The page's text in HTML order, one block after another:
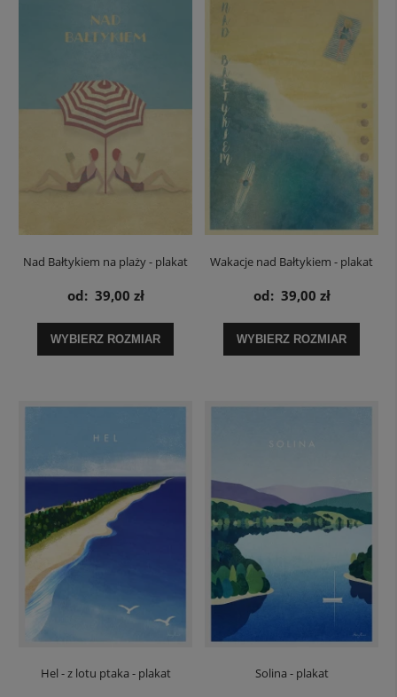
Nad Bałtykiem na plaży - plakat
od: 39,00 zł
WYBIERZ ROZMIAR
Wakacje nad Bałtykiem - plakat
od: 39,00 zł
WYBIERZ ROZMIAR
Hel - z lotu ptaka - plakat Solina - plakat